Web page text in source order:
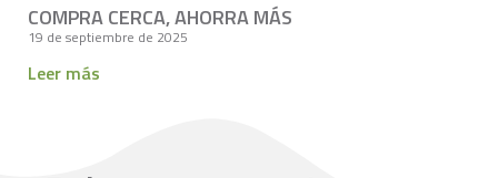
COMPRA CERCA, AHORRA MÁS
19 de septiembre de 2025
Leer más